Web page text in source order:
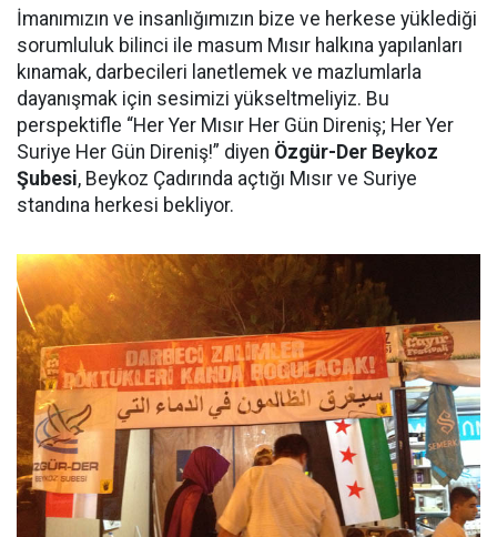
İmanımızın ve insanlığımızın bize ve herkese yüklediği
sorumluluk bilinci ile masum Mısır halkına yapılanları
kınamak, darbecileri lanetlemek ve mazlumlarla
dayanışmak için sesimizi yükseltmeliyiz. Bu
perspektifle “Her Yer Mısır Her Gün Direniş; Her Yer
Suriye Her Gün Direniş!” diyen Özgür-Der Beykoz
Şubesi, Beykoz Çadırında açtığı Mısır ve Suriye
standına herkesi bekliyor.